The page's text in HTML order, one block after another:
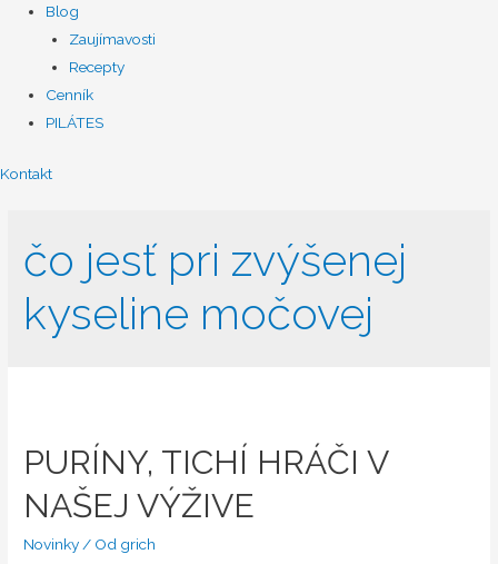
Blog
Zaujímavosti
Recepty
Cenník
PILÁTES
Kontakt
čo jesť pri zvýšenej
kyseline močovej
PURÍNY, TICHÍ HRÁČI V
NAŠEJ VÝŽIVE
Novinky / Od grich